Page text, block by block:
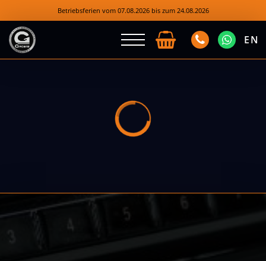
Betriebsferien vom 07.08.2026 bis zum 24.08.2026
EN